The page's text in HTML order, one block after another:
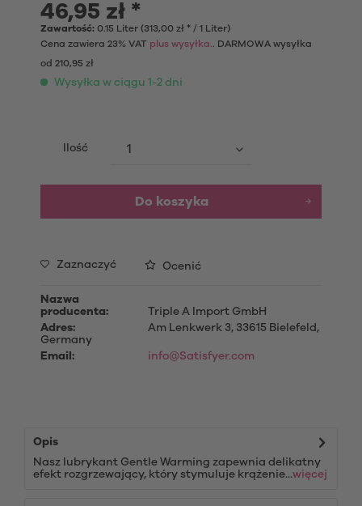
46,95 zł *
Zawartość: 0.15 Liter (313,00 zł * / 1 Liter)
Cena zawiera 23% VAT plus wysyłka.. DARMOWA wysyłka
od 210,95 zł
Wysyłka w ciągu 1-2 dni
Ilość
Do koszyka
Zaznaczyć Ocenić
Nazwa
producenta:
Triple A Import GmbH
Adres:
Am Lenkwerk 3, 33615 Bielefeld,
Germany
Email:
info@Satisfyer.com
Opis
Nasz lubrykant Gentle Warming zapewnia delikatny
efekt rozgrzewający, który stymuluje krążenie...więcej